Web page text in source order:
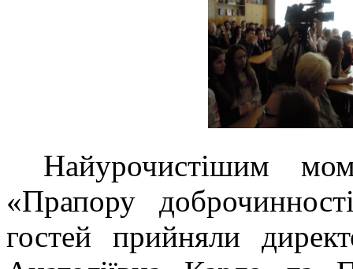
Найурочистішим
«Прапору
гостей прийняли